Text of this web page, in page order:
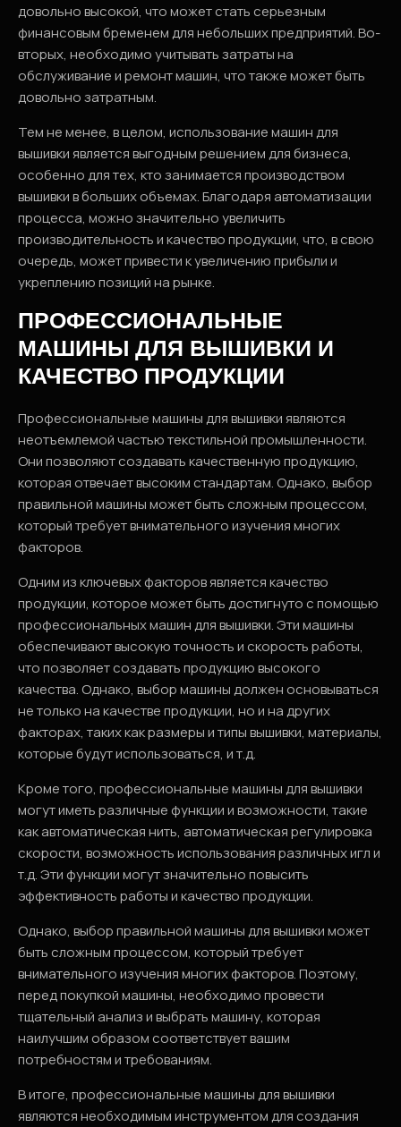
довольно высокой, что может стать серьезным
финансовым бременем для небольших предприятий. Во-
вторых, необходимо учитывать затраты на
обслуживание и ремонт машин, что также может быть
довольно затратным.
Тем не менее, в целом, использование машин для
вышивки является выгодным решением для бизнеса,
особенно для тех, кто занимается производством
вышивки в больших объемах. Благодаря автоматизации
процесса, можно значительно увеличить
производительность и качество продукции, что, в свою
очередь, может привести к увеличению прибыли и
укреплению позиций на рынке.
ПРОФЕССИОНАЛЬНЫЕ
МАШИНЫ ДЛЯ ВЫШИВКИ И
КАЧЕСТВО ПРОДУКЦИИ
Профессиональные машины для вышивки являются
неотъемлемой частью текстильной промышленности.
Они позволяют создавать качественную продукцию,
которая отвечает высоким стандартам. Однако, выбор
правильной машины может быть сложным процессом,
который требует внимательного изучения многих
факторов.
Одним из ключевых факторов является качество
продукции, которое может быть достигнуто с помощью
профессиональных машин для вышивки. Эти машины
обеспечивают высокую точность и скорость работы,
что позволяет создавать продукцию высокого
качества. Однако, выбор машины должен основываться
не только на качестве продукции, но и на других
факторах, таких как размеры и типы вышивки, материалы,
которые будут использоваться, и т.д.
Кроме того, профессиональные машины для вышивки
могут иметь различные функции и возможности, такие
как автоматическая нить, автоматическая регулировка
скорости, возможность использования различных игл и
т.д. Эти функции могут значительно повысить
эффективность работы и качество продукции.
Однако, выбор правильной машины для вышивки может
быть сложным процессом, который требует
внимательного изучения многих факторов. Поэтому,
перед покупкой машины, необходимо провести
тщательный анализ и выбрать машину, которая
наилучшим образом соответствует вашим
потребностям и требованиям.
В итоге, профессиональные машины для вышивки
являются необходимым инструментом для создания